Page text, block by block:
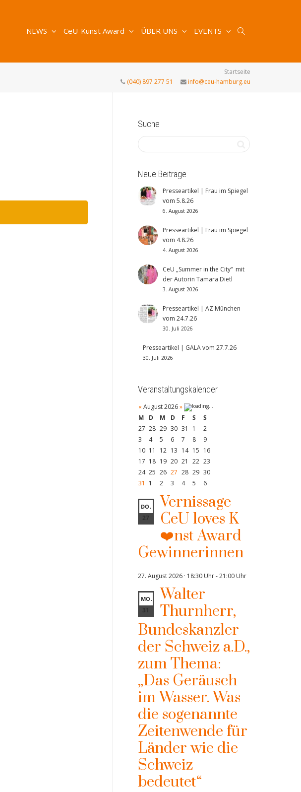
NEWS CeU-Kunst Award ÜBER UNS EVENTS
Startseite
(040) 897 277 51
info@ceu-hamburg.eu
Suche
Neue Beiträge
Presseartikel | Frau im Spiegel
vom 5.8.26
6. August 2026
Presseartikel | Frau im Spiegel
vom 4.8.26
4. August 2026
CeU „Summer in the City“ mit
der Autorin Tamara Dietl
3. August 2026
Presseartikel | AZ München
vom 24.7.26
30. Juli 2026
Presseartikel | GALA vom 27.7.26
30. Juli 2026
Veranstaltungskalender
« August 2026 »
M
D M D F S
S
27 28 29 30 31 1
2
3
4 5 6 7 8
9
10 11 12 13 14 15 16
17 18 19 20 21 22 23
24 25 26 27 28 29 30
31
1 2 3 4 5 6
DO.
27
Vernissage
CeU loves K
❤️nst Award
Gewinnerinnen
27. August 2026 · 18:30 Uhr-21:00 Uhr
MO.
31
Walter
Thurnherr,
Bundeskanzler
der Schweiz a.D.,
zum Thema:
„Das Geräusch
im Wasser. Was
die sogenannte
Zeitenwende für
Länder wie die
Schweiz
bedeutet“